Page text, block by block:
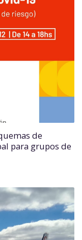
de
para grupos de